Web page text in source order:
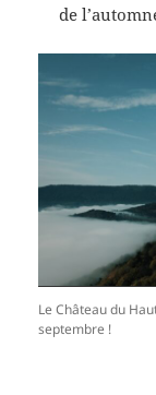
de
Le Château du
septembre !